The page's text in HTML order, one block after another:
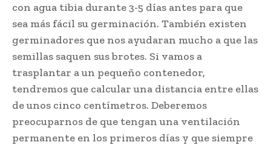
con agua tibia durante 3-5 días antes para que
sea más fácil su germinación. También existen
germinadores que nos ayudaran mucho a que las
semillas saquen sus brotes. Si vamos a
trasplantar a un pequeño contenedor,
tendremos que calcular una distancia entre ellas
de unos cinco centímetros. Deberemos
preocuparnos de que tengan una ventilación
permanente en los primeros días y que siempre